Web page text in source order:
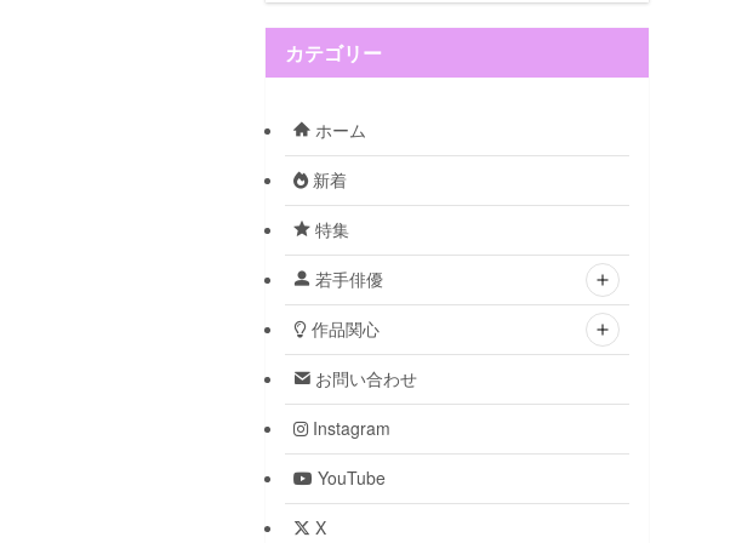
カテゴリー
ホーム
新着
特集
若手俳優
作品関心
お問い合わせ
Instagram
YouTube
X